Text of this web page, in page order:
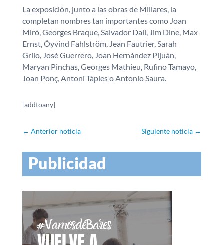
La exposición, junto a las obras de Millares, la
completan nombres tan importantes como Joan
Miró, Georges Braque, Salvador Dalí, Jim Dine, Max
Ernst, Öyvind Fahlström, Jean Fautrier, Sarah
Grilo, José Guerrero, Joan Hernández Pijuán,
Maryan Pinchas, Georges Mathieu, Rufino Tamayo,
Joan Ponç, Antoni Tàpies o Antonio Saura.
[addtoany]
← Anterior noticia Siguiente noticia →
Publicidad